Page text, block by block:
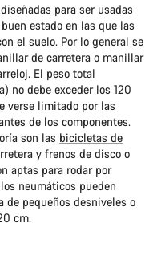
para ser usadas
estado en las que las
el suelo. Por lo general se
de carretera o manillar
El peso total
no debe exceder los 120
verse limitado por las
de los componentes.
son las bicicletas de
y frenos de disco o
aptas para rodar por
neumáticos pueden
de pequeños desniveles o
cm.